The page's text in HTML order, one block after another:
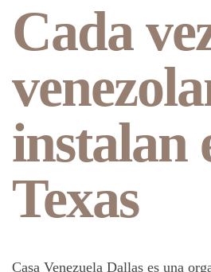
Cada
instalan
Texas
Casa Venezuela Dallas es una